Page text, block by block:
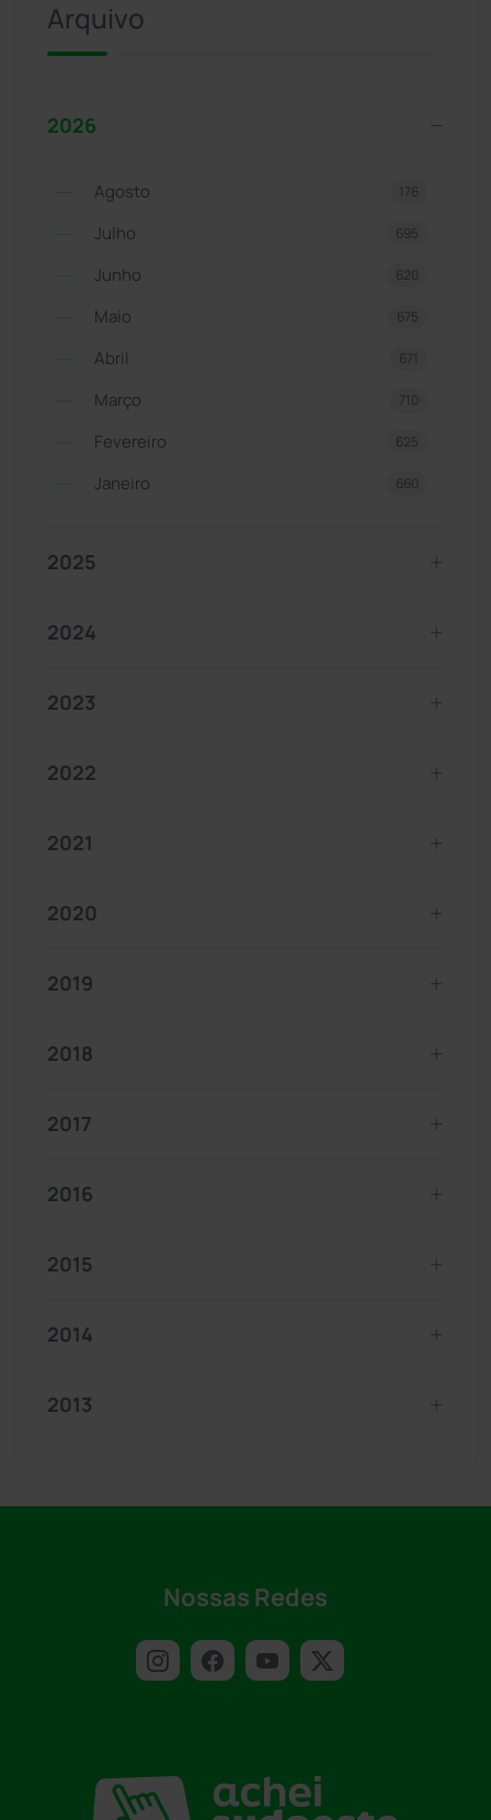
Arquivo
2026
Agosto 176
Julho 695
Junho 620
Maio 675
Abril 671
Março 710
Fevereiro 625
Janeiro 660
2025
2024
2023
2022
2021
2020
2019
2018
2017
2016
2015
2014
2013
Nossas Redes